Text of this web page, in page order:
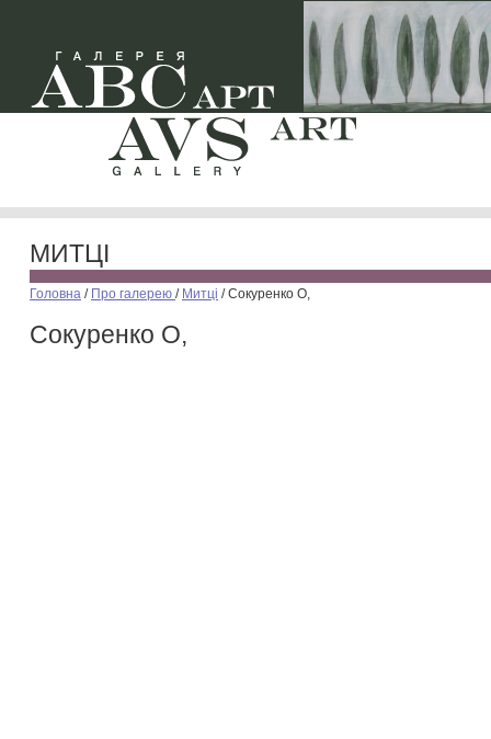
МИТЦІ
Головна / Про галерею / Митці /Сокуренко О,
Сокуренко О,